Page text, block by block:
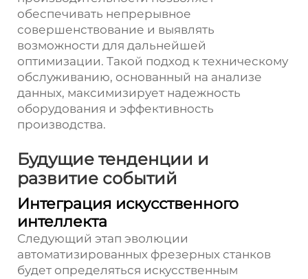
обеспечивать непрерывное
совершенствование и выявлять
возможности для дальнейшей
оптимизации. Такой подход к техническому
обслуживанию, основанный на анализе
данных, максимизирует надежность
оборудования и эффективность
производства.
Будущие тенденции и
развитие событий
Интеграция искусственного
интеллекта
Следующий этап эволюции
автоматизированных фрезерных станков
будет определяться искусственным